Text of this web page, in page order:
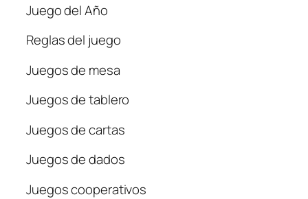
Juego del Año
Reglas del juego
Juegos de mesa
Juegos de tablero
Juegos de cartas
Juegos de dados
Juegos cooperativos